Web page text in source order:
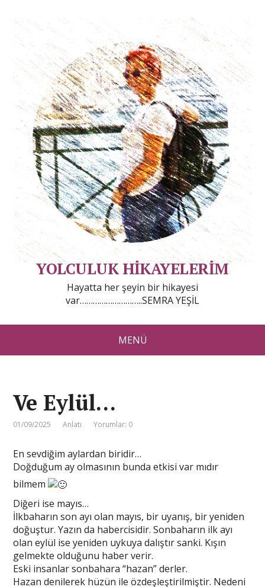
YOLCULUK HİKAYELERİM
Hayatta her şeyin bir hikayesi
var………………………..SEMRA YEŞİL
MENÜ
Ve Eylül…
01/09/2025 Anlatı Yorumlar: 0
En sevdiğim aylardan biridir…
Doğduğum ay olmasının bunda etkisi var mıdır
bilmem
Diğeri ise mayıs…
İlkbaharın son ayı olan mayıs, bir uyanış, bir yeniden
doğuştur. Yazın da habercisidir. Sonbaharın ilk ayı
olan eylül ise yeniden uykuya dalıştır sanki. Kışın
gelmekte olduğunu haber verir.
Eski insanlar sonbahara “hazan” derler.
Hazan denilerek hüzün ile özdeşleştirilmiştir. Nedeni